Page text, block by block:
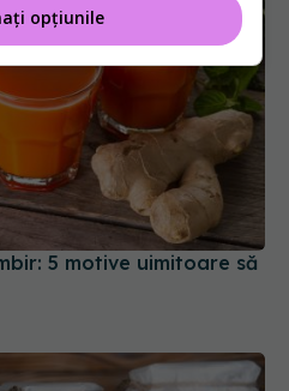
5 motive uimitoare să
opțiunile